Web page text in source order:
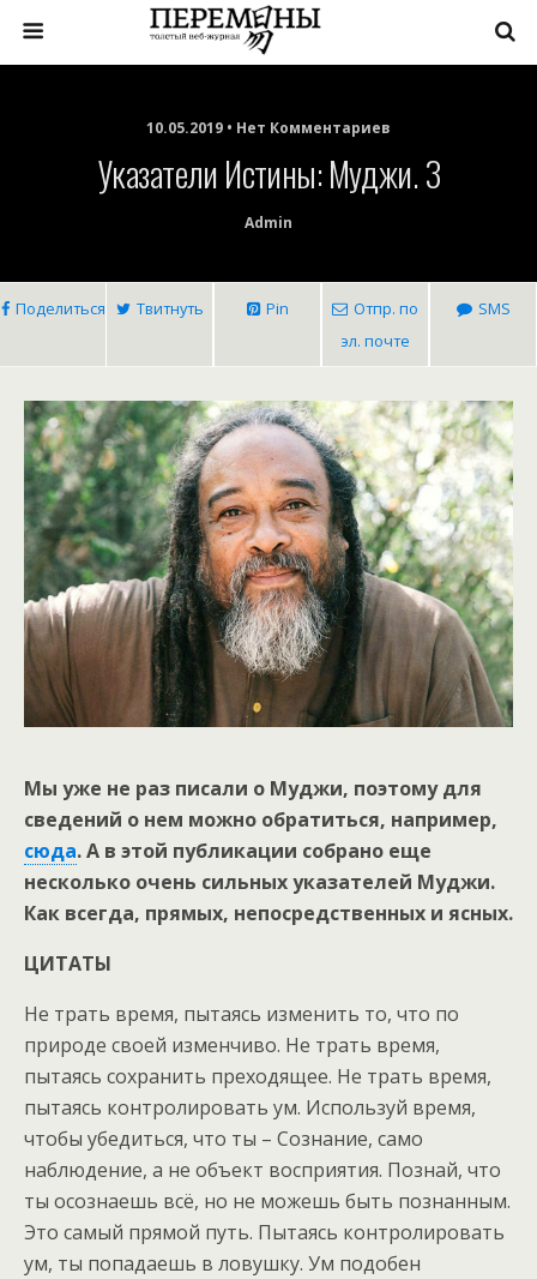
10.05.2019 • Нет Комментариев
Указатели Истины: Муджи. 3
Admin
Поделиться Твитнуть Pin
Отпр. по
эл. почте
SMS
Мы уже не раз писали о Муджи, поэтому для
сведений о нем можно обратиться, например,
сюда. А в этой публикации собрано еще
несколько очень сильных указателей Муджи.
Как всегда, прямых, непосредственных и ясных.
ЦИТАТЫ
Не трать время, пытаясь изменить то, что по
природе своей изменчиво. Не трать время,
пытаясь сохранить преходящее. Не трать время,
пытаясь контролировать ум. Используй время,
чтобы убедиться, что ты – Сознание, само
наблюдение, а не объект восприятия. Познай, что
ты осознаешь всё, но не можешь быть познанным.
Это самый прямой путь. Пытаясь контролировать
ум, ты попадаешь в ловушку. Ум подобен